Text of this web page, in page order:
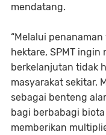
mendatang.
“Melalui
hektare, SPMT
berkelanjutan tidak
masyarakat sekitar.
sebagai benteng
bagi berbabagi
memberikan